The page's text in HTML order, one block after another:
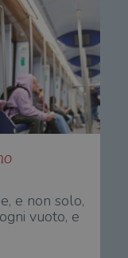
e non solo,
vuoto, e